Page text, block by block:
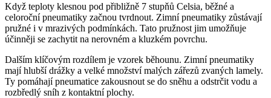
Když teploty klesnou pod přibližně 7 stupňů Celsia, běžné a
celoroční pneumatiky začnou tvrdnout. Zimní pneumatiky zůstávají
pružné i v mrazivých podmínkách. Tato pružnost jim umožňuje
účinněji se zachytit na nerovném a kluzkém povrchu.
Dalším klíčovým rozdílem je vzorek běhounu. Zimní pneumatiky
mají hlubší drážky a velké množství malých zářezů zvaných lamely.
Ty pomáhají pneumatice zakousnout se do sněhu a odstrčit vodu a
rozbředlý sníh z kontaktní plochy.